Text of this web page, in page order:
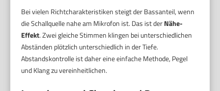
Bei vielen Richtcharakteristiken steigt der Bassanteil, wenn
die Schallquelle nahe am Mikrofon ist. Das ist derNähe-
Effekt. Zwei gleiche Stimmen klingen bei unterschiedlichen
Abständen plötzlich unterschiedlich in der Tiefe.
Abstandskontrolle ist daher eine einfache Methode, Pegel
und Klang zu vereinheitlichen.